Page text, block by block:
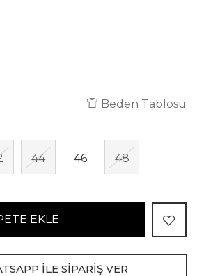
Beden Tablosu
44 46 48
EKLE
İLE SİPARİŞ VER